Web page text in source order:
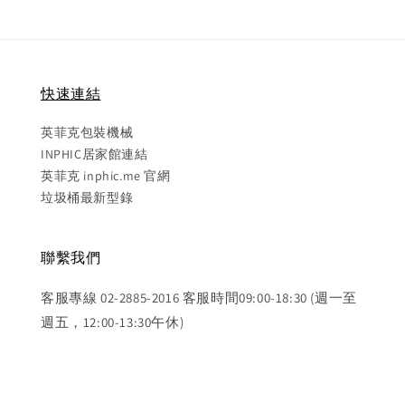
快速連結
英菲克包裝機械
INPHIC居家館連結
英菲克 inphic.me 官網
垃圾桶最新型錄
聯繫我們
客服專線 02-2885-2016 客服時間09:00-18:30 (週一至
週五，12:00-13:30午休)